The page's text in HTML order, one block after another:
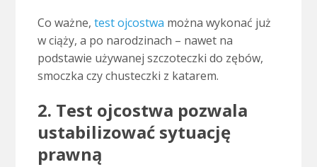
Co ważne, test ojcostwa można wykonać już
w ciąży, a po narodzinach – nawet na
podstawie używanej szczoteczki do zębów,
smoczka czy chusteczki z katarem.
2. Test ojcostwa pozwala
ustabilizować sytuację
prawną